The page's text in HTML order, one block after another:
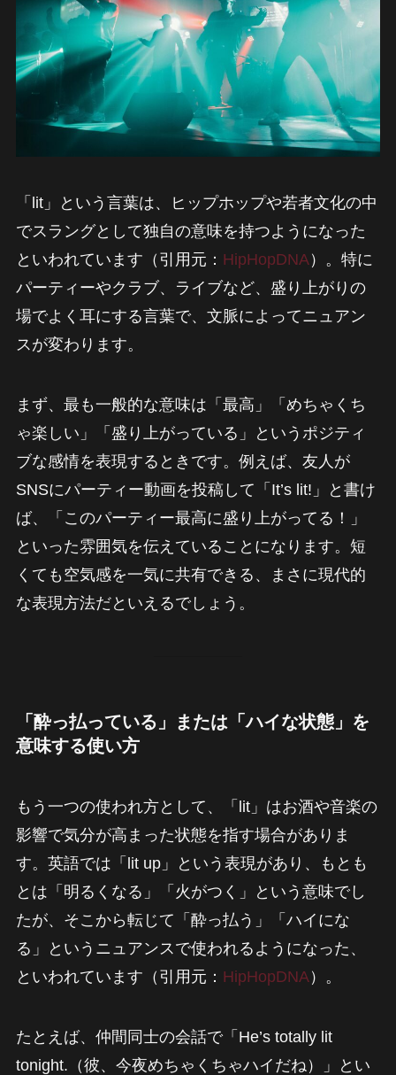
「lit」という言葉は、ヒップホップや若者文化の中
でスラングとして独自の意味を持つようになった
といわれています（引用元： HipHopDNA）。特に
パーティーやクラブ、ライブなど、盛り上がりの
場でよく耳にする言葉で、文脈によってニュアン
スが変わります。
まず、最も一般的な意味は「最高」「めちゃくち
ゃ楽しい」「盛り上がっている」というポジティ
ブな感情を表現するときです。例えば、友人が
SNSにパーティー動画を投稿して「It’s lit!」と書け
ば、「このパーティー最高に盛り上がってる！」
といった雰囲気を伝えていることになります。短
くても空気感を一気に共有できる、まさに現代的
な表現方法だといえるでしょう。
「酔っ払っている」または「ハイな状態」を
意味する使い方
もう一つの使われ方として、「lit」はお酒や音楽の
影響で気分が高まった状態を指す場合がありま
す。英語では「lit up」という表現があり、もとも
とは「明るくなる」「火がつく」という意味でし
たが、そこから転じて「酔っ払う」「ハイにな
る」というニュアンスで使われるようになった、
といわれています（引用元： HipHopDNA）。
たとえば、仲間同士の会話で「He’s totally lit
tonight.（彼、今夜めちゃくちゃハイだね）」とい